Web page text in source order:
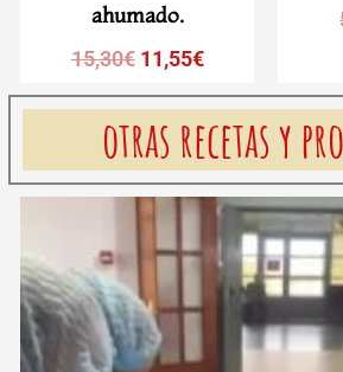
ahumado.
15,30€ 11,55€
otras recetas y